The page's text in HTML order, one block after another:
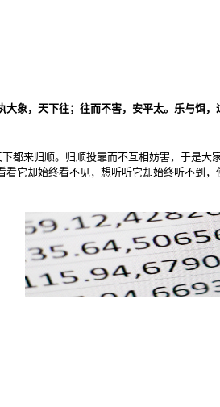
大象，天下往；往而不害，安平太。乐与饵
下都来归顺。归顺投靠而不互相妨害，于是
看它却始终看不见，想听听它却始终听不到